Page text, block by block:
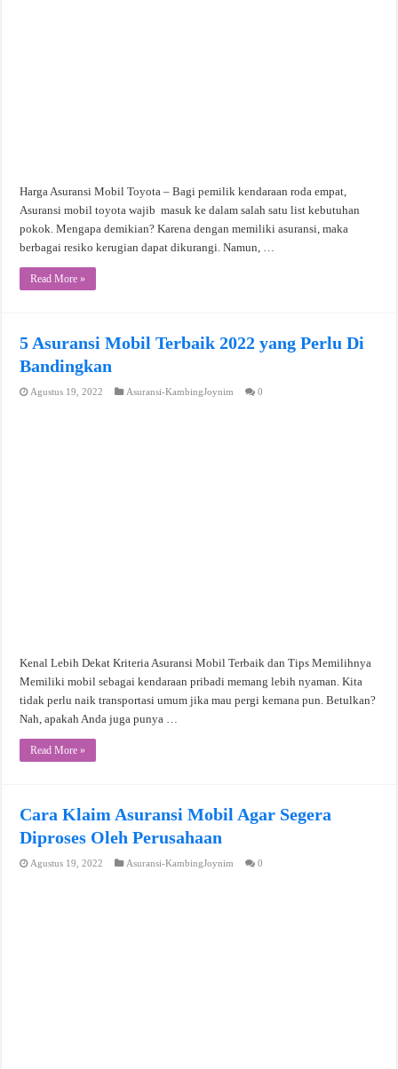
Harga Asuransi Mobil Toyota – Bagi pemilik kendaraan roda empat,
Asuransi mobil toyota wajib masuk ke dalam salah satu list kebutuhan
pokok. Mengapa demikian? Karena dengan memiliki asuransi, maka
berbagai resiko kerugian dapat dikurangi. Namun, …
Read More »
5 Asuransi Mobil Terbaik 2022 yang Perlu Di
Bandingkan
Agustus 19, 2022 Asuransi-KambingJoynim 0
Kenal Lebih Dekat Kriteria Asuransi Mobil Terbaik dan Tips Memilihnya
Memiliki mobil sebagai kendaraan pribadi memang lebih nyaman. Kita
tidak perlu naik transportasi umum jika mau pergi kemana pun. Betulkan?
Nah, apakah Anda juga punya …
Read More »
Cara Klaim Asuransi Mobil Agar Segera
Diproses Oleh Perusahaan
Agustus 19, 2022 Asuransi-KambingJoynim 0